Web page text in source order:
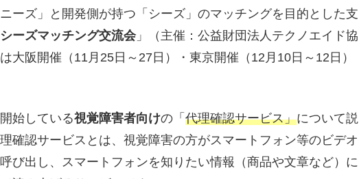
ーズ」と開発側が持つ「シーズ」のマッチングを目的とした支
ーズマッチング交流会」（主催：公益財団法人テクノエイド協
大阪開催（11月25日～27日）・東京開催（12月10日～12日）
始している視覚障害者向けの「 代理確認サービス」について説
確認サービスとは、視覚障害の方がスマートフォン等のビデオ
び出し、スマートフォンを知りたい情報（商品や文章など）に